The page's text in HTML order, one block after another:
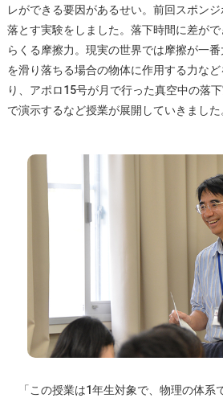
レができる要因があるせい。前回スポン
落とす実験をしました。落下時間に差が
らくる摩擦力。現実の世界では摩擦が一
を滑り落ちる場合の物体に作用する力な
り、アポロ15号が月で行った真空中の落
で演示するなど授業が展開していきました
「この授業は1年生対象で、物理の体系